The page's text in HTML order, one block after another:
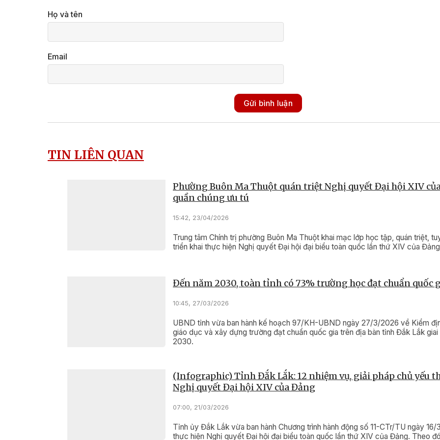
Họ và tên
Email
Gửi bình luận
TIN LIÊN QUAN
Phường Buôn Ma Thuột quán triệt Nghị quyết Đại hội XIV
quần chúng ưu tú
15:42, 23/04/2026
Trung tâm Chính trị phường Buôn Ma Thuột khai mạc lớp học tập, quán triệt,
triển khai thực hiện Nghị quyết Đại hội đại biểu toàn quốc lần thứ XIV của
Đến năm 2030, toàn tỉnh có 73% trường học đạt chuẩn quốc
10:45, 27/03/2026
UBND tỉnh vừa ban hành kế hoạch 97/KH-UBND ngày 27/3/2026 về Kiểm
giáo dục và xây dựng trường đạt chuẩn quốc gia trên địa bàn tỉnh Đắk Lắk
2030.
(Infographic) Tỉnh Đắk Lắk: 12 nhiệm vụ, giải pháp chủ yếu
Nghị quyết Đại hội XIV của Đảng
07:00, 21/03/2026
Tỉnh ủy Đắk Lắk vừa ban hành Chương trình hành động số 11-CTr/TU ngày
thực hiện Nghị quyết Đại hội đại biểu toàn quốc lần thứ XIV của Đảng. Theo